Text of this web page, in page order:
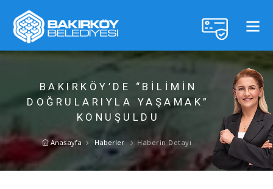
BAKIRKÖY’DE “BİLİMİN
DOĞRULARIYLA YAŞAMAK”
KONUŞULDU
Anasayfa Haberler Haberin Detayı